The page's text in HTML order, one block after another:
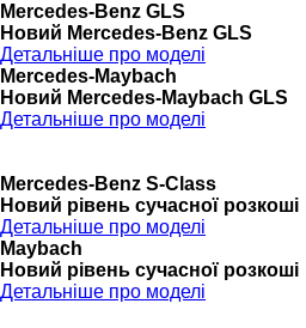
Mercedes-Benz GLS
Новий Mercedes-Benz GLS
Детальніше про моделі
Mercedes-Maybach
Новий Mercedes-Maybach GLS
Детальніше про моделі
Mercedes-Benz S-Class
Новий рівень сучасної розкоші
Детальніше про моделі
Maybach
Новий рівень сучасної розкоші
Детальніше про моделі